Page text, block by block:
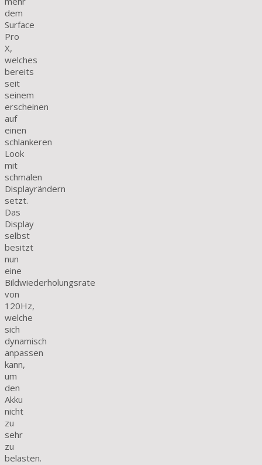
dem
Surface
Pro
X,
welches
bereits
seit
seinem
erscheinen
auf
einen
schlankeren
Look
mit
schmalen
Displayrändern
setzt.
Das
Display
selbst
besitzt
nun
eine
Bildwiederholungsrate
von
120Hz,
welche
sich
dynamisch
anpassen
kann,
um
den
Akku
nicht
zu
sehr
zu
belasten.